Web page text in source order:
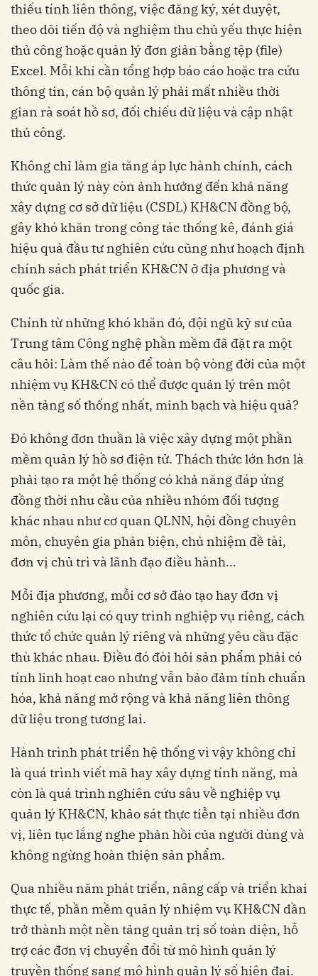
thiếu tính liên thông, việc đăng ký, xét duyệt,
theo dõi tiến độ và nghiệm thu chủ yếu thực hiện
thủ công hoặc quản lý đơn giản bằng tệp (file)
Excel. Mỗi khi cần tổng hợp báo cáo hoặc tra cứu
thông tin, cán bộ quản lý phải mất nhiều thời
gian rà soát hồ sơ, đối chiếu dữ liệu và cập nhật
thủ công.
Không chỉ làm gia tăng áp lực hành chính, cách
thức quản lý này còn ảnh hưởng đến khả năng
xây dựng cơ sở dữ liệu (CSDL) KH&CN đồng bộ,
gây khó khăn trong công tác thống kê, đánh giá
hiệu quả đầu tư nghiên cứu cũng như hoạch định
chính sách phát triển KH&CN ở địa phương và
quốc gia.
Chính từ những khó khăn đó, đội ngũ kỹ sư của
Trung tâm Công nghệ phần mềm đã đặt ra một
câu hỏi: Làm thế nào để toàn bộ vòng đời của một
nhiệm vụ KH&CN có thể được quản lý trên một
nền tảng số thống nhất, minh bạch và hiệu quả?
Đó không đơn thuần là việc xây dựng một phần
mềm quản lý hồ sơ điện tử. Thách thức lớn hơn là
phải tạo ra một hệ thống có khả năng đáp ứng
đồng thời nhu cầu của nhiều nhóm đối tượng
khác nhau như cơ quan QLNN, hội đồng chuyên
môn, chuyên gia phản biện, chủ nhiệm đề tài,
đơn vị chủ trì và lãnh đạo điều hành…
Mỗi địa phương, mỗi cơ sở đào tạo hay đơn vị
nghiên cứu lại có quy trình nghiệp vụ riêng, cách
thức tổ chức quản lý riêng và những yêu cầu đặc
thù khác nhau. Điều đó đòi hỏi sản phẩm phải có
tính linh hoạt cao nhưng vẫn bảo đảm tính chuẩn
hóa, khả năng mở rộng và khả năng liên thông
dữ liệu trong tương lai.
Hành trình phát triển hệ thống vì vậy không chỉ
là quá trình viết mã hay xây dựng tính năng, mà
còn là quá trình nghiên cứu sâu về nghiệp vụ
quản lý KH&CN, khảo sát thực tiễn tại nhiều đơn
vị, liên tục lắng nghe phản hồi của người dùng và
không ngừng hoàn thiện sản phẩm.
Qua nhiều năm phát triển, nâng cấp và triển khai
thực tế, phần mềm quản lý nhiệm vụ KH&CN dần
trở thành một nền tảng quản trị số toàn diện, hỗ
trợ các đơn vị chuyển đổi từ mô hình quản lý
truyền thống sang mô hình quản lý số hiện đại.